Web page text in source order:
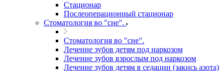
Стационар
Послеоперационный стационар
Стоматология во "сне".
Стоматология во "сне".
Лечение зубов детям под наркозом
Лечение зубов взрослым под наркозом
Лечение зубов детям в седации (закись азота)